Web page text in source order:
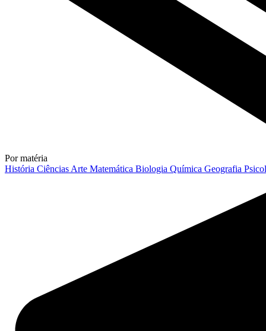
Por matéria
História Ciências Arte Matemática Biologia Química Geografia